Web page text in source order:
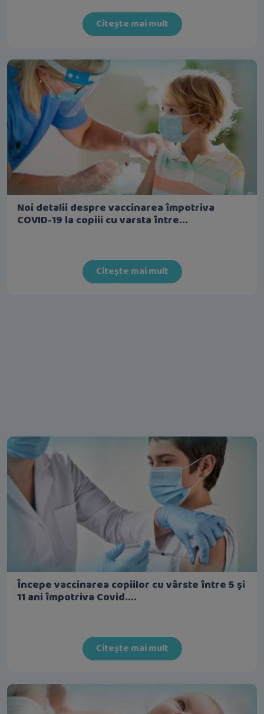
Citește mai mult
Noi detalii despre vaccinarea împotriva
COVID-19 la copiii cu varsta între...
Citește mai mult
Începe vaccinarea copiilor cu vârste între 5 şi
11 ani împotriva Covid....
Citește mai mult